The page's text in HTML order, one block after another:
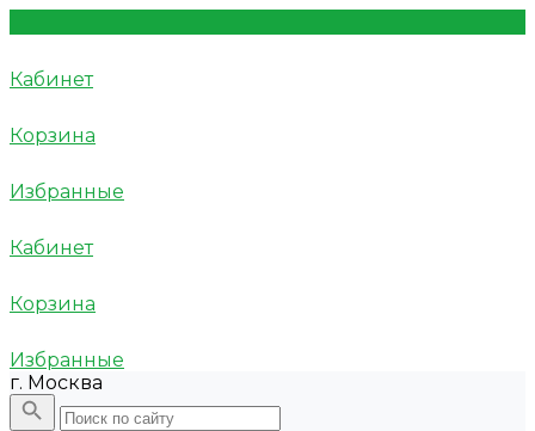
Кабинет
Корзина
Избранные
Кабинет
Корзина
Избранные
г. Москва